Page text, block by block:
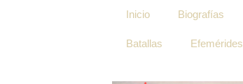
Inicio Biografías
Batallas Efemérides